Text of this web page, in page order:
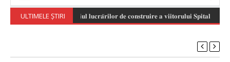
ULTIMELE ȘTIRI𝐒𝐭𝐚𝐝𝐢𝐮𝐥 𝐥𝐮𝐜𝐫𝐚̆𝐫𝐢𝐥𝐨𝐫 𝐝𝐞 𝐜𝐨𝐧𝐬𝐭𝐫𝐮𝐢𝐫𝐞 𝐚 𝐯𝐢𝐢𝐭𝐨𝐫𝐮𝐥𝐮𝐢 𝐒𝐩𝐢𝐭𝐚𝐥